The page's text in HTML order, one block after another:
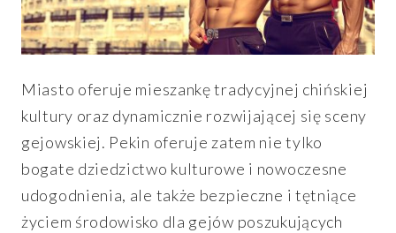
Miasto oferuje mieszankę tradycyjnej chińskiej
kultury oraz dynamicznie rozwijającej się sceny
gejowskiej. Pekin oferuje zatem nie tylko
bogate dziedzictwo kulturowe i nowoczesne
udogodnienia, ale także bezpieczne i tętniące
życiem środowisko dla gejów poszukujących